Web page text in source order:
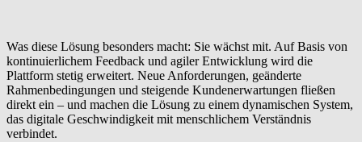
Was diese Lösung besonders macht: Sie wächst mit. Auf Basis von
kontinuierlichem Feedback und agiler Entwicklung wird die
Plattform stetig erweitert. Neue Anforderungen, geänderte
Rahmenbedingungen und steigende Kundenerwartungen fließen
direkt ein – und machen die Lösung zu einem dynamischen System,
das digitale Geschwindigkeit mit menschlichem Verständnis
verbindet.